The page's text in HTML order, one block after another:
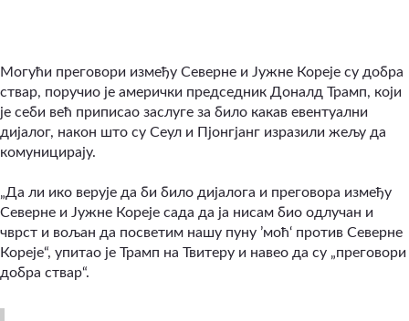
Могући преговори између Северне и Јужне Кореје су добра
ствар, поручио је амерички председник Доналд Трамп, који
је себи већ приписао заслуге за било какав евентуални
дијалог, након што су Сеул и Пјонгјанг изразили жељу да
комуницирају.
„Да ли ико верује да би било дијалога и преговора између
Северне и Јужне Кореје сада да ја нисам био одлучан и
чврст и вољан да посветим нашу пуну ’моћ‘ против Северне
Кореје“, упитао је Трамп на Твитеру и навео да су „преговори
добра ствар“.